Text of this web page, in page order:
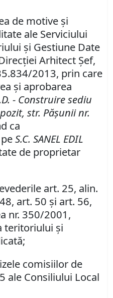
de motive şi
ale Serviciului
şi Gestiune Date
Arhitect Şef,
2013, prin care
şi aprobarea
- Construire sediu
str. Păşunii nr.
ca
S.C. SANEL EDIL
de proprietar
art. 25, alin.
art. 50 şi art. 56,
nr. 350/2001,
teritoriului şi
comisiilor de
ale Consiliului Local